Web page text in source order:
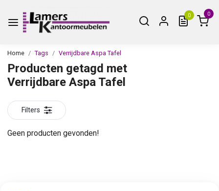
0 0
Home Tags Verrijdbare Aspa Tafel
Producten getagd met
Verrijdbare Aspa Tafel
Filters
Geen producten gevonden!